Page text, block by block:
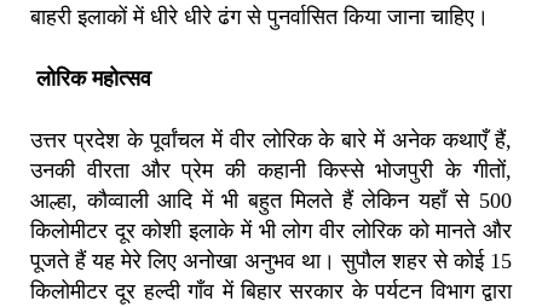
बाहरी इलाकों में धीरे धीरे ढंग से पुनर्वासित किया जाना चाहिए।
लोरिक महोत्सव
उत्तर प्रदेश के पूर्वांचल में वीर लोरिक के बारे में अनेक कथाएँ हैं,
उनकी वीरता और प्रेम की कहानी किस्से भोजपुरी के गीतों,
आल्हा, कौव्वाली आदि में भी बहुत मिलते हैं लेकिन यहाँ से 500
किलोमीटर दूर कोशी इलाके में भी लोग वीर लोरिक को मानते और
पूजते हैं यह मेरे लिए अनोखा अनुभव था। सुपौल शहर से कोई 15
किलोमीटर दूर हल्दी गाँव में बिहार सरकार के पर्यटन विभाग द्वारा